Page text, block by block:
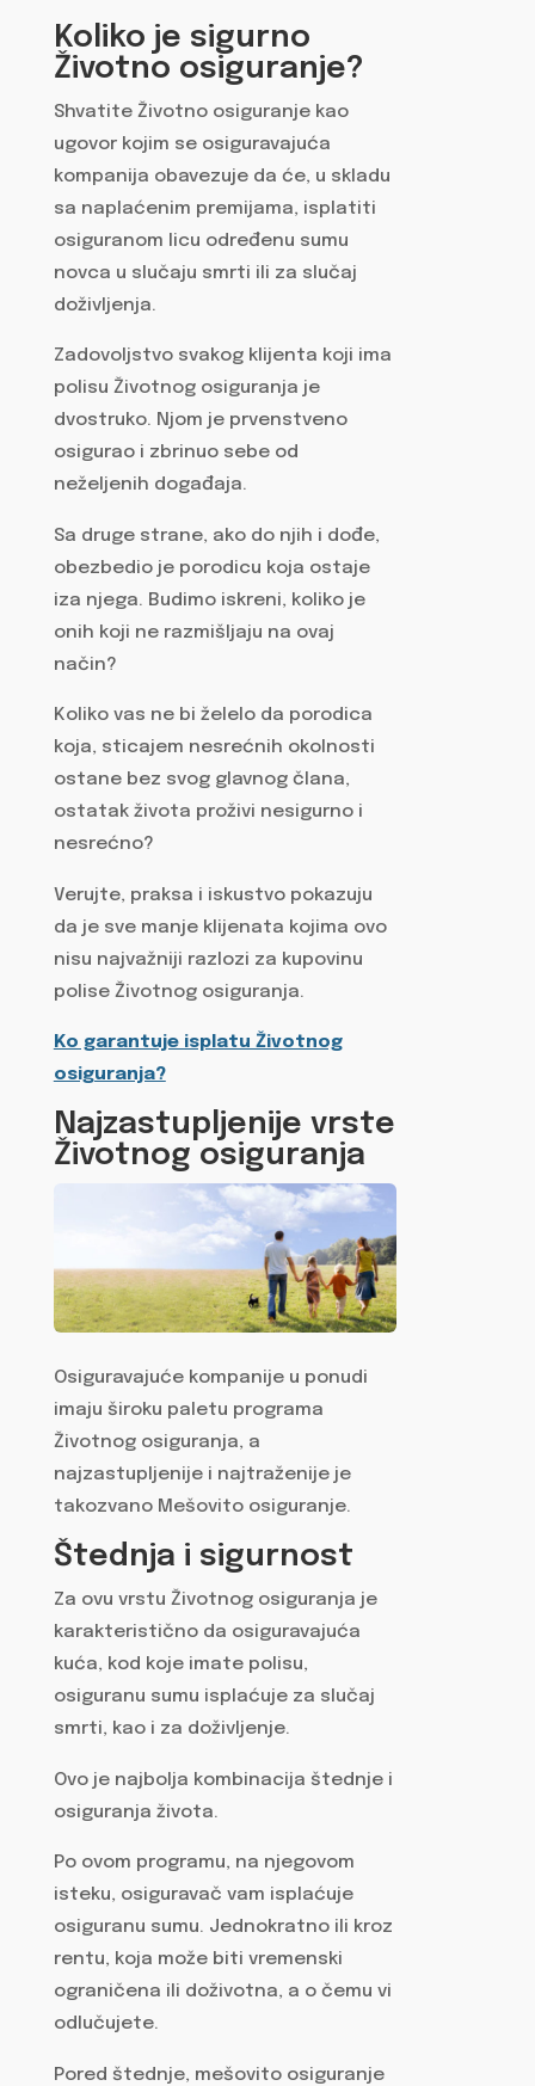
Koliko je sigurno
Životno osiguranje?
Shvatite Životno osiguranje kao
ugovor kojim se osiguravajuća
kompanija obavezuje da će, u skladu
sa naplaćenim premijama, isplatiti
osiguranom licu određenu sumu
novca u slučaju smrti ili za slučaj
doživljenja.
Zadovoljstvo svakog klijenta koji ima
polisu Životnog osiguranja je
dvostruko. Njom je prvenstveno
osigurao i zbrinuo sebe od
neželjenih događaja.
Sa druge strane, ako do njih i dođe,
obezbedio je porodicu koja ostaje
iza njega. Budimo iskreni, koliko je
onih koji ne razmišljaju na ovaj
način?
Koliko vas ne bi želelo da porodica
koja, sticajem nesrećnih okolnosti
ostane bez svog glavnog člana,
ostatak života proživi nesigurno i
nesrećno?
Verujte, praksa i iskustvo pokazuju
da je sve manje klijenata kojima ovo
nisu najvažniji razlozi za kupovinu
polise Životnog osiguranja.
Ko garantuje isplatu Životnog
osiguranja?
Najzastupljenije vrste
Životnog osiguranja
Osiguravajuće kompanije u ponudi
imaju široku paletu programa
Životnog osiguranja, a
najzastupljenije i najtraženije je
takozvano Mešovito osiguranje.
Štednja i sigurnost
Za ovu vrstu Životnog osiguranja je
karakteristično da osiguravajuća
kuća, kod koje imate polisu,
osiguranu sumu isplaćuje za slučaj
smrti, kao i za doživljenje.
Ovo je najbolja kombinacija štednje i
osiguranja života.
Po ovom programu, na njegovom
isteku, osiguravač vam isplaćuje
osiguranu sumu. Jednokratno ili kroz
rentu, koja može biti vremenski
ograničena ili doživotna, a o čemu vi
odlučujete.
Pored štednje, mešovito osiguranje